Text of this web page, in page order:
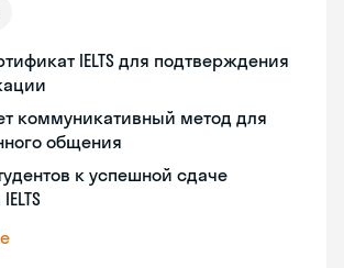
IELTS для подтверждения
коммуникативный метод для
общения
к успешной сдаче